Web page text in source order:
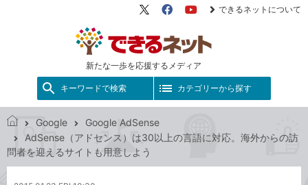
新たな一歩を応援するメディア
X（旧
FacebookYouTube
できるネットについて
キーワードで検索 カテゴリーから探す
で
き
Google
Google AdSense
AdSense（アドセンス）は30以上の言語に対応。海外からの訪
問者を迎えるサイトも用意しよう